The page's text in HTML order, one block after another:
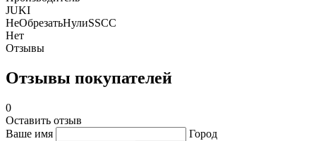
JUKI
НеОбрезатьНулиSSCC
Нет
Отзывы
Отзывы покупателей
0
Оставить отзыв
Ваше имя
Город